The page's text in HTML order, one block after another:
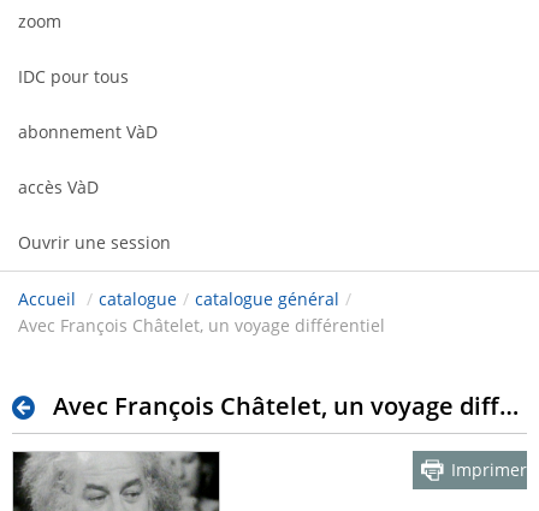
zoom
IDC pour tous
abonnement VàD
accès VàD
Ouvrir une session
Accueil / catalogue / catalogue général /
Avec François Châtelet, un voyage différentiel
Avec François Châtelet, un voyage différentiel
Imprimer